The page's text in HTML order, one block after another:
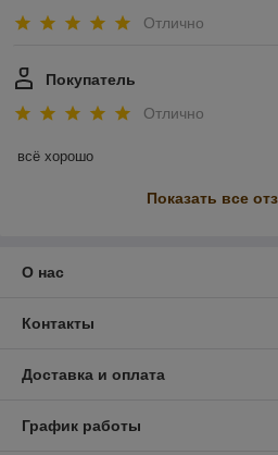
Отлично
Покупатель
Отлично
всё хорошо
Показать все
О нас
Контакты
Доставка и оплата
График работы